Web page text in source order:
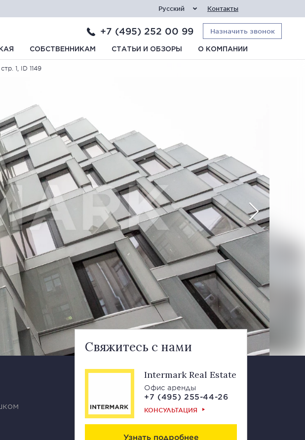
Русский Контакты
+7 (495) 252 00 99 Назначить звонок
СОБСТВЕННИКАМ СТАТЬИ И ОБЗОРЫ О КОМПАНИИ
1, ID 1149
Свяжитесь с нами
Intermark Real Estate
Офис аренды
+7 (495) 255-44-26
КОНСУЛЬТАЦИЯ
Узнать подробнее